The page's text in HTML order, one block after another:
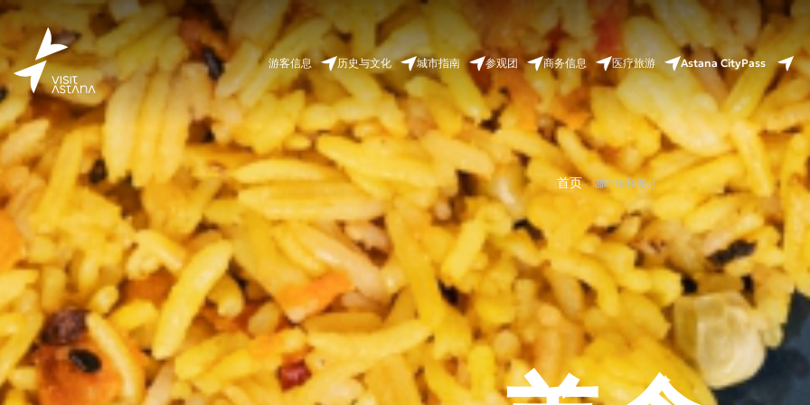
游客信息 历史与文化 城市指南 参观团 商务信息 医疗旅游 Astana CityPass
首页 咖啡馆和餐厅